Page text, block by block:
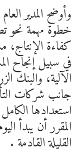
وأوضح المدير
خطوة مهمة نحو
كفاءة الإنتاج،
في سبيل إنجاح
الآلية، والبنك
جانب شركات
استعدادها
المقرر أن يبدأ
القليلة القادمة .